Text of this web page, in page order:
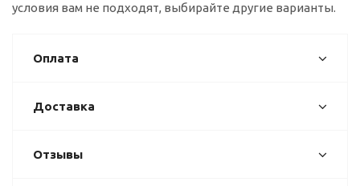
условия вам не подходят, выбирайте другие варианты.
Оплата
Доставка
Отзывы